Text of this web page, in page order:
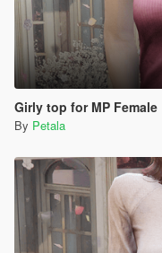
Girly top for MP Female
By Petala